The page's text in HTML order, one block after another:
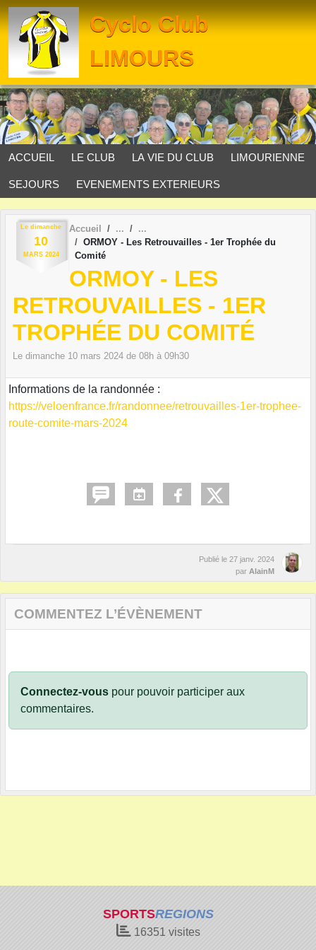
Cyclo Club
LIMOURS
ACCUEIL LE CLUB LA VIE DU CLUB LIMOURIENNE
SEJOURS EVENEMENTS EXTERIEURS
Le dimanche
10
MARS 2024
Accueil
ORMOY - Les Retrouvailles - 1er Trophée du
Comité
ORMOY - LES
RETROUVAILLES - 1ER
TROPHÉE DU COMITÉ
Le dimanche 10 mars 2024 de 08h à 09h30
Informations de la randonnée :
https://veloenfrance.fr/randonnee/retrouvailles-1er-trophee-
route-comite-mars-2024
Publié le 27 janv. 2024
par AlainM
COMMENTEZ L’ÉVÈNEMENT
Connectez-vous pour pouvoir participer aux
commentaires.
SPORTSREGIONS
16351 visites
Panneau de gestion des cookies